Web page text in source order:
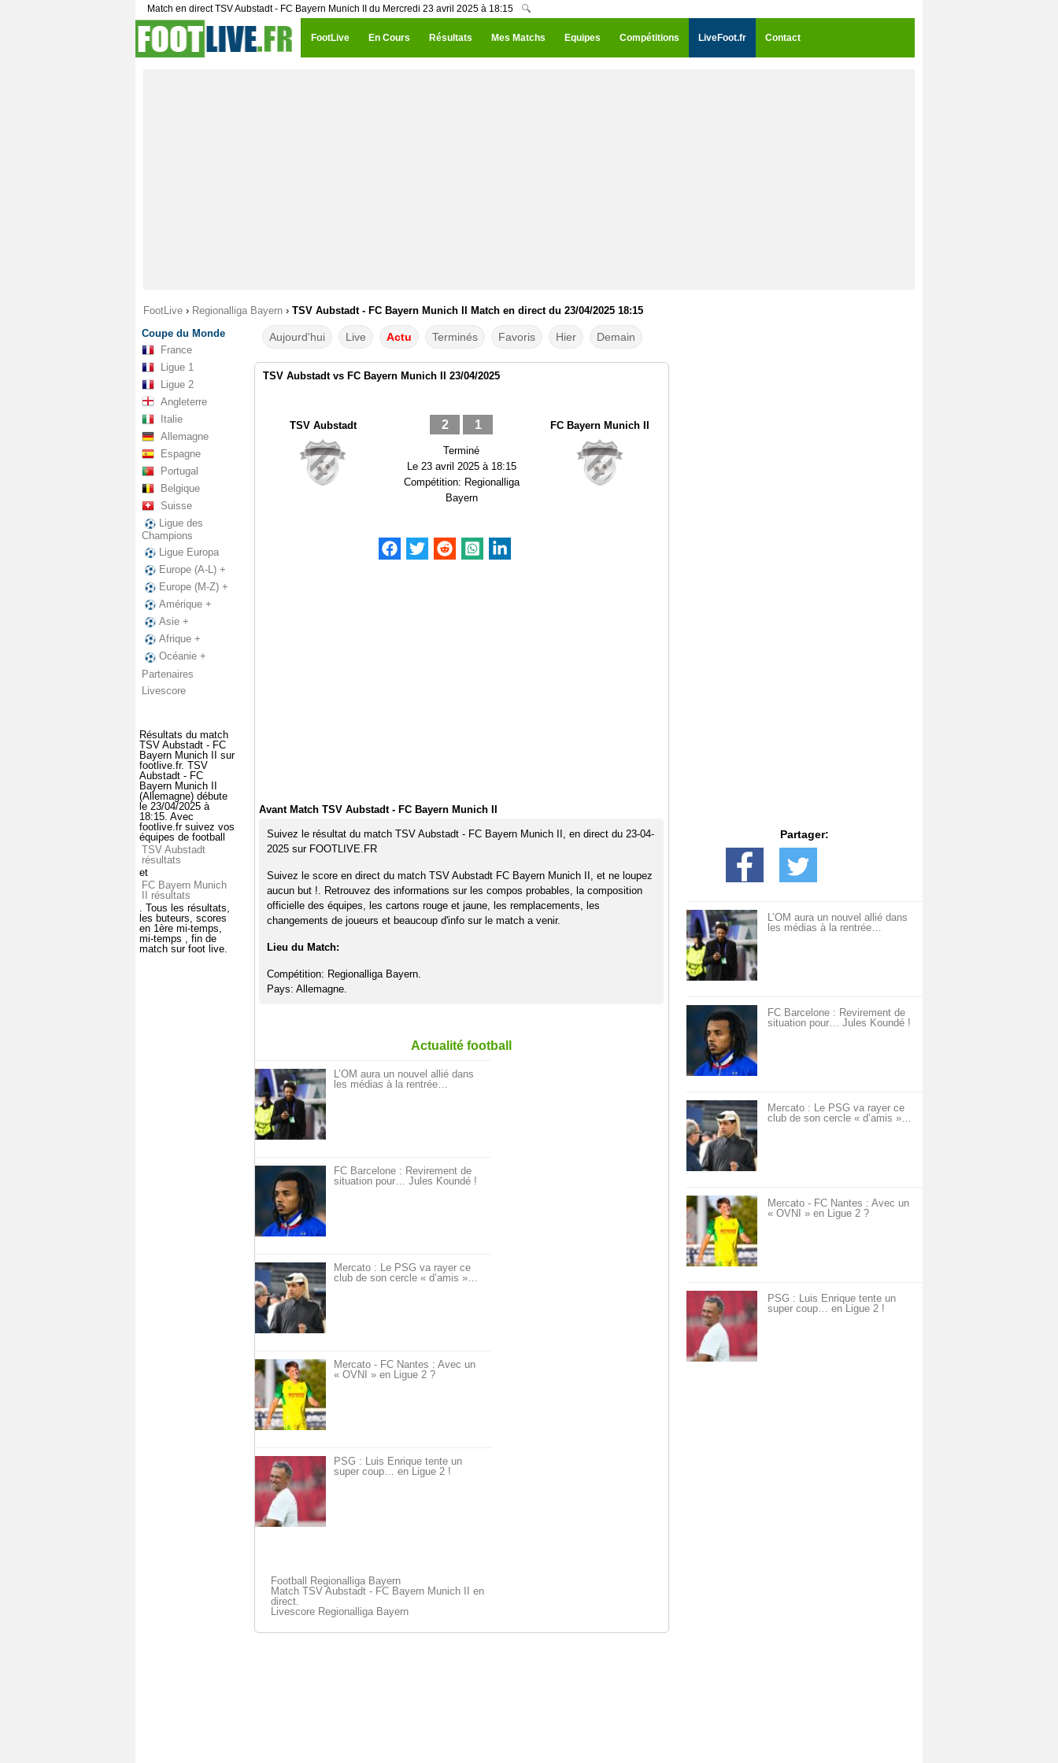
Match en direct TSV Aubstadt - FC Bayern Munich II du Mercredi 23 avril 2025 à 18:15 🔍
FootLive En Cours Résultats Mes Matchs Equipes Compétitions LiveFoot.fr Contact
FootLive › Regionalliga Bayern › TSV Aubstadt - FC Bayern Munich II Match en direct du 23/04/2025 18:15
Coupe du Monde
France
Ligue 1
Ligue 2
Angleterre
Italie
Allemagne
Espagne
Portugal
Belgique
Suisse
Ligue des
Champions
Ligue Europa
Europe (A-L) +
Europe (M-Z) +
Amérique +
Asie +
Afrique +
Océanie +
Partenaires
Livescore
Résultats du match
TSV Aubstadt - FC
Bayern Munich II sur
footlive.fr. TSV
Aubstadt - FC
Bayern Munich II
(Allemagne) débute
le 23/04/2025 à
18:15. Avec
footlive.fr suivez vos
équipes de football
TSV Aubstadt
résultats
et
FC Bayern Munich
II résultats
. Tous les résultats,
les buteurs, scores
en 1ère mi-temps,
mi-temps , fin de
match sur foot live.
Aujourd'hui Live Actu Terminés Favoris Hier Demain
TSV Aubstadt vs FC Bayern Munich II 23/04/2025
TSV Aubstadt 2 1
Terminé
Le 23 avril 2025 à 18:15
Compétition: Regionalliga
Bayern
FC Bayern Munich II
Avant Match TSV Aubstadt - FC Bayern Munich II
Suivez le résultat du match TSV Aubstadt - FC Bayern Munich II, en direct du 23-04-
2025 sur FOOTLIVE.FR
Suivez le score en direct du match TSV Aubstadt FC Bayern Munich II, et ne loupez
aucun but !. Retrouvez des informations sur les compos probables, la composition
officielle des équipes, les cartons rouge et jaune, les remplacements, les
changements de joueurs et beaucoup d'info sur le match a venir.
Lieu du Match:
Compétition: Regionalliga Bayern.
Pays: Allemagne.
Actualité football
L’OM aura un nouvel allié dans
les médias à la rentrée…
FC Barcelone : Revirement de
situation pour… Jules Koundé !
Mercato : Le PSG va rayer ce
club de son cercle « d’amis »…
Mercato - FC Nantes : Avec un
« OVNI » en Ligue 2 ?
PSG : Luis Enrique tente un
super coup… en Ligue 2 !
Football Regionalliga Bayern
Match TSV Aubstadt - FC Bayern Munich II en
direct.
Livescore Regionalliga Bayern
Partager:
L’OM aura un nouvel allié dans
les médias à la rentrée…
FC Barcelone : Revirement de
situation pour… Jules Koundé !
Mercato : Le PSG va rayer ce
club de son cercle « d’amis »…
Mercato - FC Nantes : Avec un
« OVNI » en Ligue 2 ?
PSG : Luis Enrique tente un
super coup… en Ligue 2 !